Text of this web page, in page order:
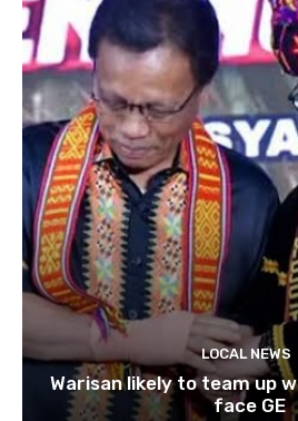
LOCAL NEWS
Warisan likely to team up
face GE